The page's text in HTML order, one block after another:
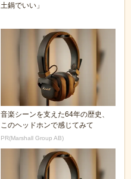
土鍋でいい」
音楽シーンを支えた64年の歴史、
このヘッドホンで感じてみて
PR(Marshall Group AB)